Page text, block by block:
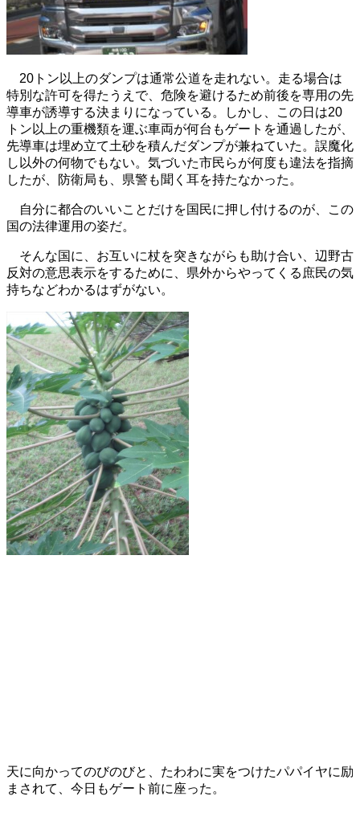
20トン以上のダンプは通常公道を走れない。走る場合は
特別な許可を得たうえで、危険を避けるため前後を専用の先
導車が誘導する決まりになっている。しかし、この日は20
トン以上の重機類を運ぶ車両が何台もゲートを通過したが、
先導車は埋め立て土砂を積んだダンプが兼ねていた。誤魔化
し以外の何物でもない。気づいた市民らが何度も違法を指摘
したが、防衛局も、県警も聞く耳を持たなかった。
自分に都合のいいことだけを国民に押し付けるのが、この
国の法律運用の姿だ。
そんな国に、お互いに杖を突きながらも助け合い、辺野古
反対の意思表示をするために、県外からやってくる庶民の気
持ちなどわかるはずがない。
天に向かってのびのびと、たわわに実をつけたパパイヤに励
まされて、今日もゲート前に座った。